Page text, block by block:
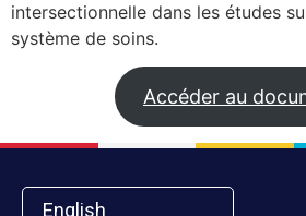
intersectionnelle dans les études
système de soins.
Accéder au
English